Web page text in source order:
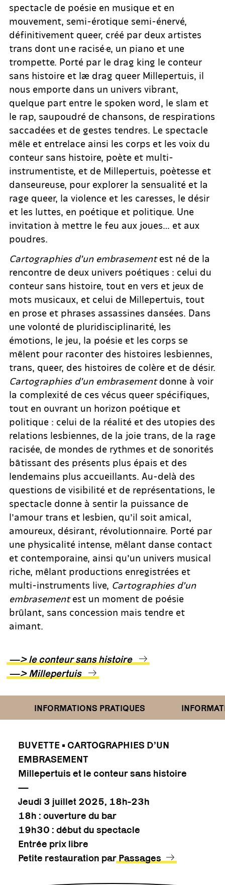
spectacle de poésie en musique et en
mouvement, semi-érotique semi-énervé,
définitivement queer, créé par deux artistes
trans dont un·e racisé·e, un piano et une
trompette. Porté par le drag king le conteur
sans histoire et læ drag queer Millepertuis, il
nous emporte dans un univers vibrant,
quelque part entre le spoken word, le slam et
le rap, saupoudré de chansons, de respirations
saccadées et de gestes tendres. Le spectacle
mêle et entrelace ainsi les corps et les voix du
conteur sans histoire, poète et multi-
instrumentiste, et de Millepertuis, poètesse et
danseureuse, pour explorer la sensualité et la
rage queer, la violence et les caresses, le désir
et les luttes, en poétique et politique. Une
invitation à mettre le feu aux joues… et aux
poudres.
Cartographies d’un embrasementest né de la
rencontre de deux univers poétiques : celui du
conteur sans histoire, tout en vers et jeux de
mots musicaux, et celui de Millepertuis, tout
en prose et phrases assassines dansées. Dans
une volonté de pluridisciplinarité, les
émotions, le jeu, la poésie et les corps se
mêlent pour raconter des histoires lesbiennes,
trans, queer, des histoires de colère et de désir.
Cartographies d’un embrasementdonne à voir
la complexité de ces vécus queer spécifiques,
tout en ouvrant un horizon poétique et
politique : celui de la réalité et des utopies des
relations lesbiennes, de la joie trans, de la rage
racisée, de mondes de rythmes et de sonorités
bâtissant des présents plus épais et des
lendemains plus accueillants. Au-delà des
questions de visibilité et de représentations, le
spectacle donne à sentir la puissance de
l’amour trans et lesbien, qu’il soit amical,
amoureux, désirant, révolutionnaire. Porté par
une physicalité intense, mêlant danse contact
et contemporaine, ainsi qu’un univers musical
riche, mêlant productions enregistrées et
multi-instruments live, Cartographies d’un
embrasementest un moment de poésie
brûlant, sans concession mais tendre et
aimant.
—> le conteur sans histoire
—> Millepertuis
INFORMATIONS PRATIQUES
BUVETTE • CARTOGRAPHIES D’UN
EMBRASEMENT
Millepertuis et le conteur sans histoire
—
Jeudi 3 juillet 2025, 18h-23h
18h : ouverture du bar
19h30 : début du spectacle
Entrée prix libre
Petite restauration par Passages